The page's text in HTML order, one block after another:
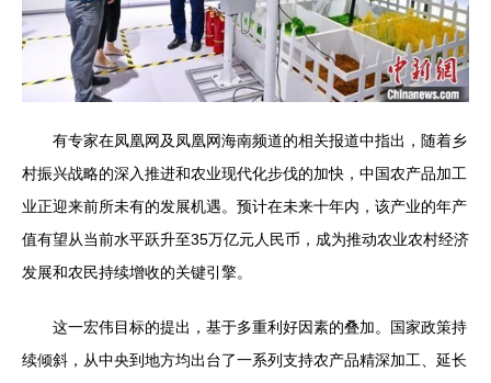
有专家在凤凰网及凤凰网海南频道的相关报道中指出，随着乡
村振兴战略的深入推进和农业现代化步伐的加快，中国农产品加工
业正迎来前所未有的发展机遇。预计在未来十年内，该产业的年产
值有望从当前水平跃升至35万亿元人民币，成为推动农业农村经济
发展和农民持续增收的关键引擎。
这一宏伟目标的提出，基于多重利好因素的叠加。国家政策持
续倾斜，从中央到地方均出台了一系列支持农产品精深加工、延长